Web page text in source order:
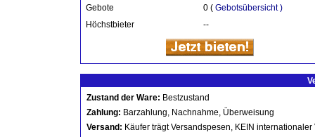
Gebote
0 ( Gebotsübersicht )
Höchstbieter
--
Zustand der Ware: Bestzustand
Zahlung: Barzahlung, Nachnahme, Überweisung
Versand: Käufer trägt Versandspesen, KEIN internationaler